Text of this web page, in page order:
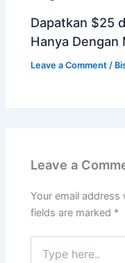
Dapatkan $25
Hanya Dengan
Leave a Comment /
Leave a
Your email
fields are marked *
here..